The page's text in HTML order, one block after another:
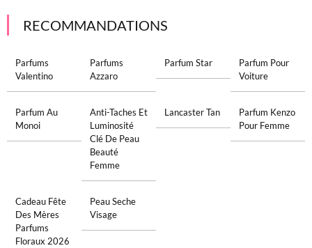
RECOMMANDATIONS
Parfums
Valentino
Parfums
Azzaro
Parfum Star
Parfum Pour
Voiture
Parfum Au
Monoi
Anti-Taches Et
Luminosité
Clé De Peau
Beauté
Femme
Lancaster Tan
Parfum Kenzo
Pour Femme
Cadeau Fête
Des Mères
Parfums
Floraux 2026
Peau Seche
Visage